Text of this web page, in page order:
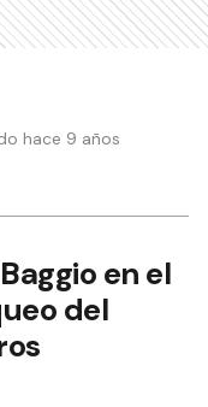
hace 9 años
en el
del